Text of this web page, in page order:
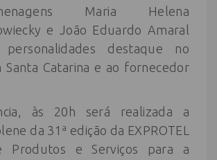
Maria Helena
e João Eduardo Amaral
destaque no
Santa Catarina e ao fornecedor
às 20h será realizada a
da 31ª edição da EXPROTEL
Produtos e Serviços para a